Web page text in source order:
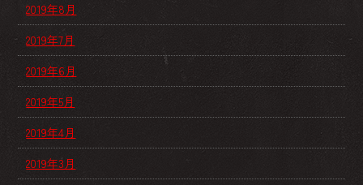
2019年8月
2019年7月
2019年6月
2019年5月
2019年4月
2019年3月